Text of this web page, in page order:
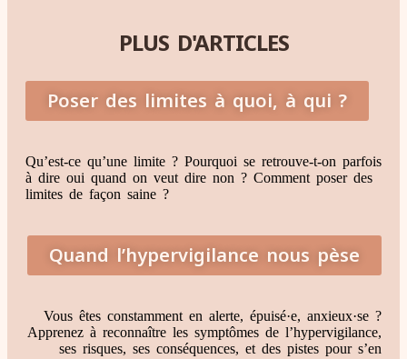
PLUS D'ARTICLES
Poser des limites à quoi, à qui ?
Qu’est-ce qu’une limite ? Pourquoi se retrouve-t-on parfois
à dire oui quand on veut dire non ? Comment poser des
limites de façon saine ?
Quand l’hypervigilance nous pèse
Vous êtes constamment en alerte, épuisé·e, anxieux·se ?
Apprenez à reconnaître les symptômes de l’hypervigilance,
ses risques, ses conséquences, et des pistes pour s’en